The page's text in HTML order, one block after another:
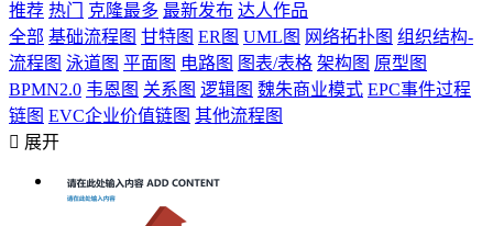
推荐 热门 克隆最多 最新发布 达人作品
全部 基础流程图 甘特图 ER图 UML图 网络拓扑图 组织结构-
流程图 泳道图 平面图 电路图 图表/表格 架构图 原型图
BPMN2.0 韦恩图 关系图 逻辑图 魏朱商业模式 EPC事件过程
链图 EVC企业价值链图 其他流程图
 展开